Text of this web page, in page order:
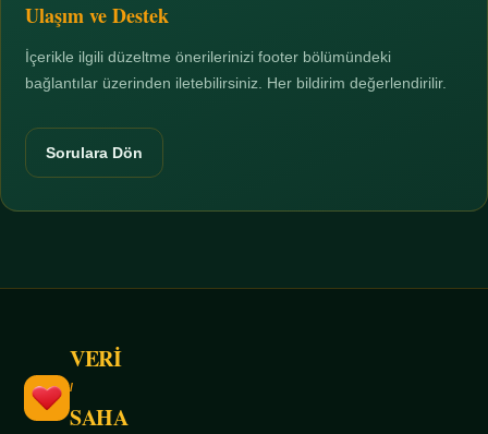
Ulaşım ve Destek
İçerikle ilgili düzeltme önerilerinizi footer bölümündeki
bağlantılar üzerinden iletebilirsiniz. Her bildirim değerlendirilir.
Sorulara Dön
VERİ
/
SAHA